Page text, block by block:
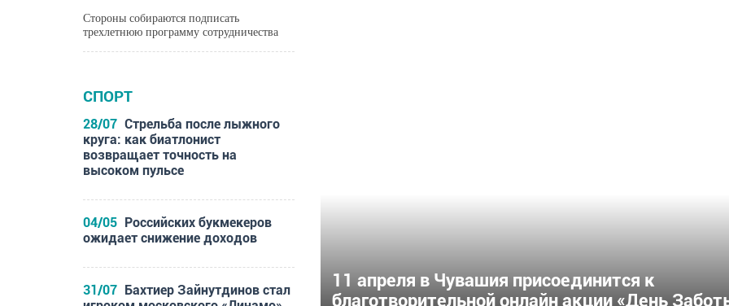
Стороны собираются подписать
трехлетнюю программу сотрудничества
СПОРТ
28/07 Стрельба после лыжного
круга: как биатлонист
возвращает точность на
высоком пульсе
04/05
Российских букмекеров
ожидает снижение доходов
31/07
Бахтиер Зайнутдинов стал
11 апреля в Чувашия присоединится к
благотворительной онлайн акции «День